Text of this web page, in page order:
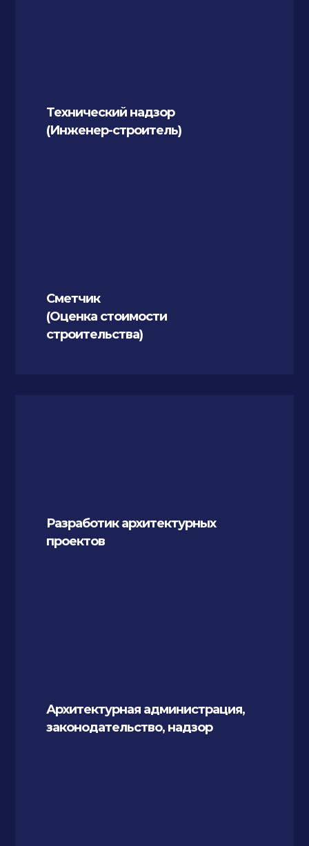
Технический надзор
(Инженер-строитель)
Сметчик
(Оценка стоимости
строительства)
Разработик архитектурных
проектов
Архитектурная администрация,
законодательство, надзор